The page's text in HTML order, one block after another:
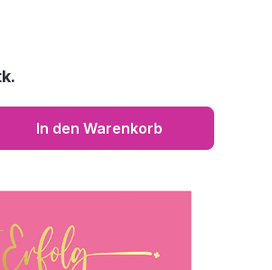
In den Warenkorb